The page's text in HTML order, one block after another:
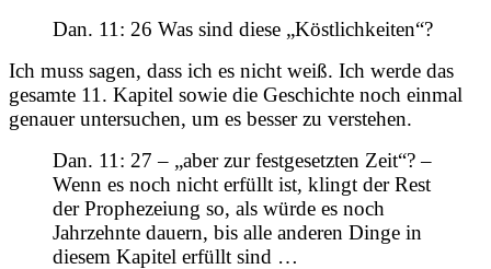
Dan. 11: 26 Was sind diese „Köstlichkeiten“?
Ich muss sagen, dass ich es nicht weiß. Ich werde das
gesamte 11. Kapitel sowie die Geschichte noch einmal
genauer untersuchen, um es besser zu verstehen.
Dan. 11: 27 – „aber zur festgesetzten Zeit“? –
Wenn es noch nicht erfüllt ist, klingt der Rest
der Prophezeiung so, als würde es noch
Jahrzehnte dauern, bis alle anderen Dinge in
diesem Kapitel erfüllt sind …